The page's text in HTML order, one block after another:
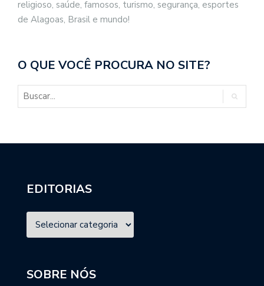
religioso, saúde, famosos, turismo, segurança, esportes
de Alagoas, Brasil e mundo!
O QUE VOCÊ PROCURA NO SITE?
EDITORIAS
SOBRE NÓS